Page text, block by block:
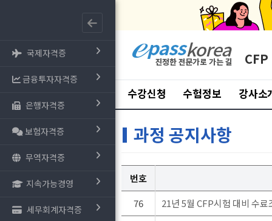
국제자격증
금융투자자격증
은행자격증
보험자격증
무역자격증
지속가능경영
세무회계자격증
CFP
수강신청 수험정보 강사소
과정 공지사항
번호
76
21년 5월 CFP시험 대비 수